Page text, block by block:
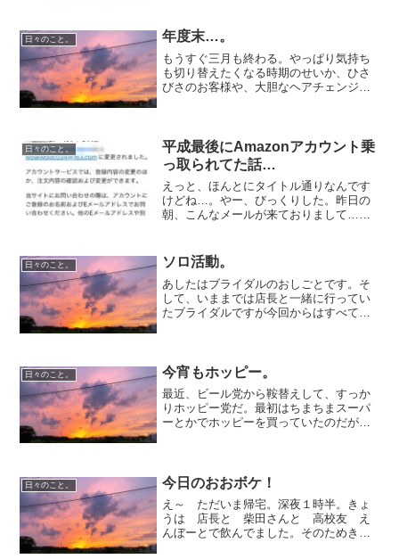
せていただきました！アシス...
日々のこと。 年度末…。
もうすぐ三月も終わる。やっぱり気持ち
も切り替えたくなる時期のせいか、ひさ
びさのお客様や、大胆なヘアチェンジの
日々のこと。
平成最後にAmazonアカウント乗
っ取られてた話…
えっと、ほんとにタイトル通りなんです
けどね…。やー、びっくりした。昨日の
朝、こんなメールが来ておりまして…。
乗っ取られてたことが夜に判明…。たま
たま、妹とメールしてて、...
日々のこと。 ソロ活動。
あしたはブライダルのおしごとです。そ
して、いままでは店長と一緒に行ってい
たブライダルですが今回からはすべてひ
日々のこと。 今宵もホッピー。
最近、ビール党から鞍替えして、すっか
りホッピー党だ。最初はちまちまスーパ
ーとかでホッピーを買っていたのだが、
代の値引きもあるから安い...
日々のこと。 今日のおおボケ！
え～ ただいま帰宅。深夜１時半。きょ
うは 店長と 柴田さんと 高校友 え
んぼーとで飲んでました。そのためきょ